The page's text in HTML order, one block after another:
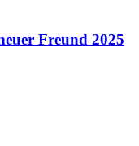
Freund 2025